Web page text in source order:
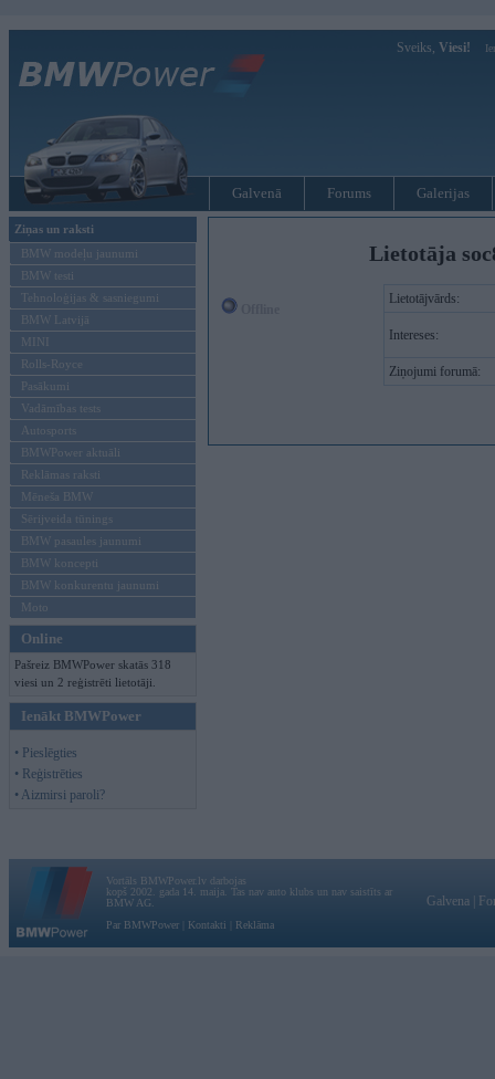
Sveiks, Viesi!
Galvenā Forums Galerijas
Ziņas un raksti
BMW modeļu jaunumi
BMW testi
Tehnoloģijas & sasniegumi
BMW Latvijā
MINI
Rolls-Royce
Pasākumi
Vadāmības tests
Autosports
BMWPower aktuāli
Reklāmas raksti
Mēneša BMW
Sērijveida tūnings
BMW pasaules jaunumi
BMW koncepti
BMW konkurentu jaunumi
Moto
Online
Pašreiz BMWPower skatās 318
viesi un 2 reģistrēti lietotāji.
Ienākt BMWPower
• Pieslēgties
• Reģistrēties
• Aizmirsi paroli?
Lietotāja
Lietotājvārds:
Intereses:
Ziņojumi forumā:
Vortāls BMWPower.lv darbojas
kopš 2002. gada 14. maija. Tas nav auto klubs un nav saistīts ar
BMW AG.
Par BMWPower
Kontakti Reklāma
Galvena